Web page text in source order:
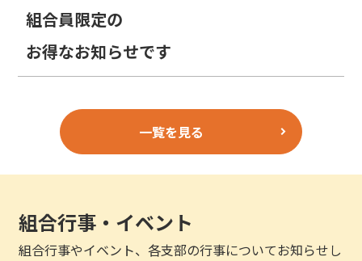
組合員限定の
お得なお知らせです
一覧を見る
組合行事・イベント
組合行事やイベント、各支部の行事についてお知らせし